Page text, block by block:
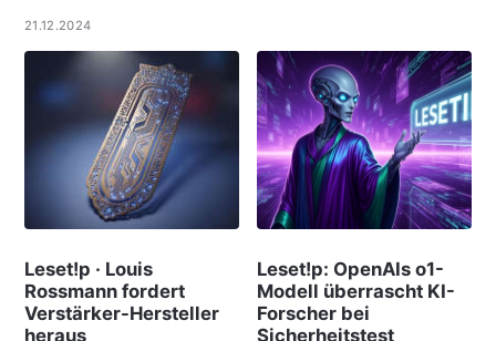
21.12.2024
Leset!p · Louis
Rossmann fordert
Verstärker-Hersteller
heraus
Leset!p: OpenAIs o1-
Modell überrascht KI-
Forscher bei
Sicherheitstest